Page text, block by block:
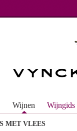
Wijnen Wijngids
MET VLEES